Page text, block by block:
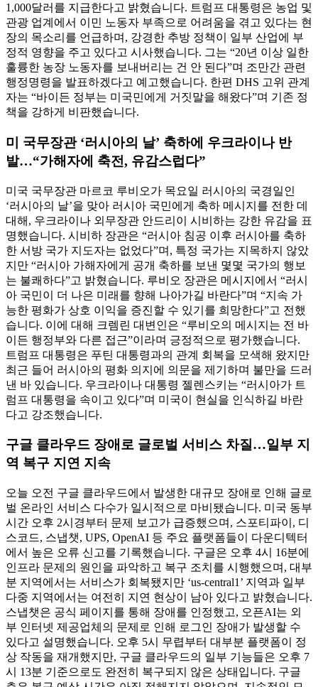
1,000달러를 지급한다고 밝혔습니다. 트럼프 대통령은 농업 및
관광 업계에서 이민 노동자 부족으로 어려움을 겪고 있다는 현
장의 목소리를 언급하며, 강경한 추방 정책이 일부 산업에 부
정적 영향을 주고 있다고 시사했습니다. 그는 “20년 이상 일한
훌륭한 농장 노동자를 보내버리는 건 안 된다”며 조만간 관련
행정명령을 발표하겠다고 예고했습니다. 한편 DHS 고위 관계
자는 “바이든 정부는 미국민에게 거짓말을 해왔다”며 기존 정
책을 강하게 비판했습니다.
미 국무장관 ‘러시아의 날’ 축하에 우크라이나 반
발…“가해자에 축전, 유감스럽다”
미국 국무장관 마르코 루비오가 목요일 러시아의 국경일인
‘러시아의 날’을 맞아 러시아 국민에게 축하 메시지를 전한 데
대해, 우크라이나 외무장관 안드리이 시비하는 강한 유감을 표
명했습니다. 시비하 장관은 “러시아 침공 이후 러시아를 축하
한 서방 국가 지도자는 없었다”며, 특정 국가는 지목하지 않았
지만 “러시아 가해자에게 공개 축하를 보낸 몇몇 국가의 행보
는 불쾌하다”고 밝혔습니다. 루비오 장관은 메시지에서 “러시
아 국민이 더 나은 미래를 향해 나아가길 바란다”며 “지속 가
능한 평화가 상호 이익을 증진할 수 있기를 희망한다”고 전했
습니다. 이에 대해 크렘린 대변인은 “루비오의 메시지는 전 바
이든 행정부와 다른 접근”이라며 긍정적으로 평가했습니다.
트럼프 대통령은 푸틴 대통령과의 관계 회복을 모색해 왔지만
최근 들어 러시아의 평화 의지에 의문을 제기하며 불만을 드러
낸 바 있습니다. 우크라이나 대통령 젤렌스키는 “러시아가 트
럼프 대통령을 속이고 있다”며 미국이 현실을 인식하길 바란
다고 강조했습니다.
구글 클라우드 장애로 글로벌 서비스 차질…일부 지
역 복구 지연 지속
오늘 오전 구글 클라우드에서 발생한 대규모 장애로 인해 글로
벌 온라인 서비스 다수가 일시적으로 마비됐습니다. 미국 동부
시간 오후 2시경부터 문제 보고가 급증했으며, 스포티파이, 디
스코드, 스냅챗, UPS, OpenAI 등 주요 플랫폼들이 다운디텍터
에서 높은 오류 신고를 기록했습니다. 구글은 오후 4시 16분에
인프라 문제의 원인을 파악하고 복구 조치를 시행했으며, 대부
분 지역에서는 서비스가 회복됐지만 ‘us-central1’ 지역과 일부
다중 지역에서는 여전히 지연 현상이 남아 있다고 밝혔습니다.
스냅챗은 공식 페이지를 통해 장애를 인정했고, 오픈AI는 외
부 인터넷 제공업체의 문제로 인해 로그인 장애가 발생할 수
있다고 설명했습니다. 오후 5시 무렵부터 대부분 플랫폼이 정
상 작동을 재개했지만, 구글 클라우드의 일부 기능들은 오후 7
시 13분 기준으로도 완전히 복구되지 않은 상태입니다. 구글